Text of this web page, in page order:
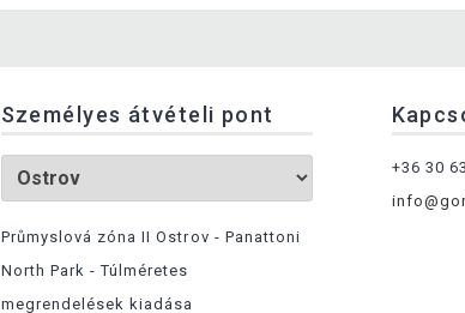
Személyes átvételi pont
Průmyslová zóna II Ostrov - Panattoni
North Park - Túlméretes
megrendelések kiadása
+36 30